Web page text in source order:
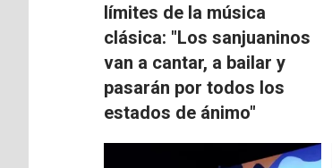
límites de la música
clásica: "Los sanjuaninos
van a cantar, a bailar y
pasarán por todos los
estados de ánimo"